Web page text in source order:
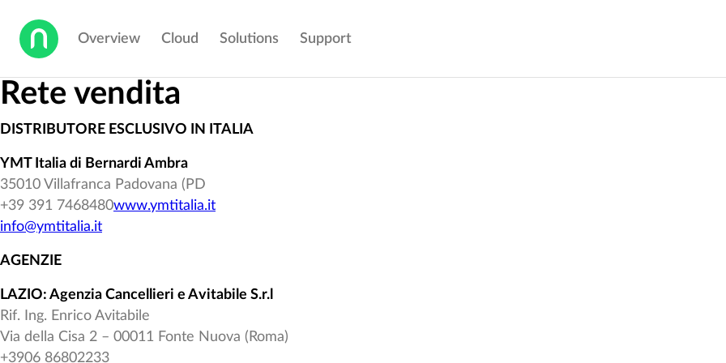
Overview Cloud Solutions Support
Rete vendita
DISTRIBUTORE ESCLUSIVO IN ITALIA
YMT Italia di Bernardi Ambra
35010 Villafranca Padovana (PD
+39 391 7468480www.ymtitalia.it
info@ymtitalia.it
AGENZIE
LAZIO: Agenzia Cancellieri e Avitabile S.r.l
Rif. Ing. Enrico Avitabile
Via della Cisa 2 – 00011 Fonte Nuova (Roma)
+3906 86802233